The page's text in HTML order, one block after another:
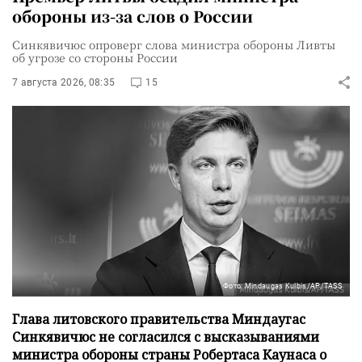
обороны из-за слов о России
Синкявичюс опроверг слова министра обороны Ливты
об угрозе со стороны России
7 августа 2026, 08:35 15
Фото: Mindaugas Kulbis/AP/TASS
Глава литовского правительства Миндаугас
Синкявичюс не согласился с высказываниями
министра обороны страны Робертаса Каунаса о